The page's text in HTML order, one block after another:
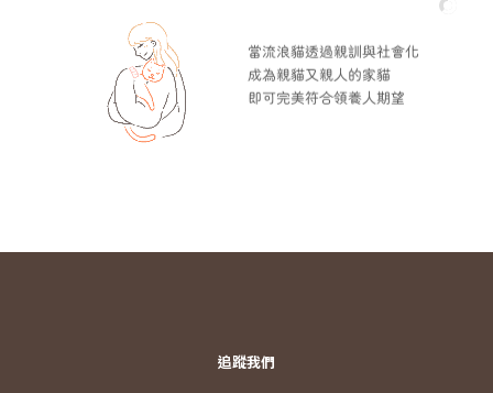
當流浪貓透過親訓與社會化
成為親貓又親人的家貓
即可完美符合領養人期望
追蹤我們